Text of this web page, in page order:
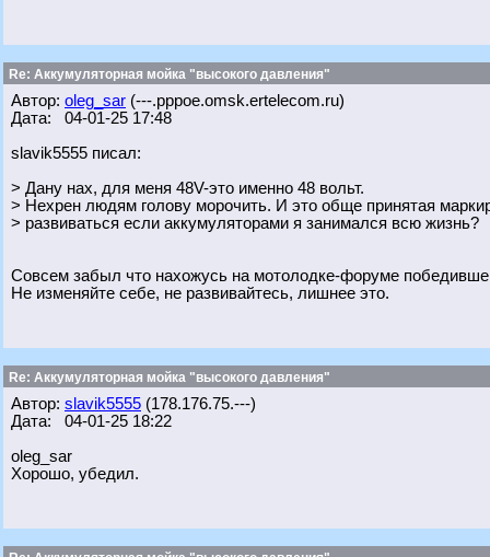
Re: Аккумуляторная мойка "высокого давления"
Автор: oleg_sar (---.pppoe.omsk.ertelecom.ru)
Дата: 04-01-25 17:48
slavik5555 писал:
> Дану нах, для меня 48V-это именно 48 вольт.
> Нехрен людям голову морочить. И это обще принятая
> развиваться если аккумуляторами я занимался всю жизнь?
Совсем забыл что нахожусь на мотолодке-форуме
Не изменяйте себе, не развивайтесь, лишнее это.
Re: Аккумуляторная мойка "высокого давления"
Автор: slavik5555 (178.176.75.---)
Дата: 04-01-25 18:22
oleg_sar
Хорошо, убедил.